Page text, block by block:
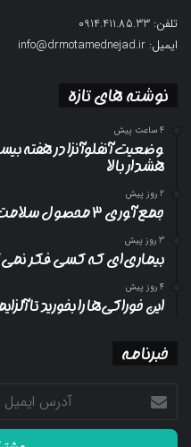
تلفن: 0914.411.85.33
ایمیل: info@drmotamednejad.ir
نوشته های تازه
4 ساعت پیش
وضعیت آنفلوآنزا در هفته
هشدار بالا
2 روز پیش
جمع آوری ۳ محصول سلامت‌محور از بازار/ اسامی
3 روز پیش
بیماری‌ای که کسی فکر
4 روز پیش
این خوراکی‌ها را بخورید تا
خبرنامه
آدرس
ایمیل
خود